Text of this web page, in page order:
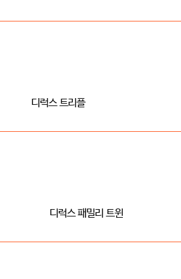
디럭스 트리플
디럭스 패밀리 트윈